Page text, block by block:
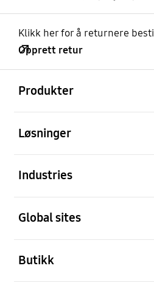
Klikk her for å returnere
Opprett retur
Produkter
Løsninger
Industries
Global sites
Butikk